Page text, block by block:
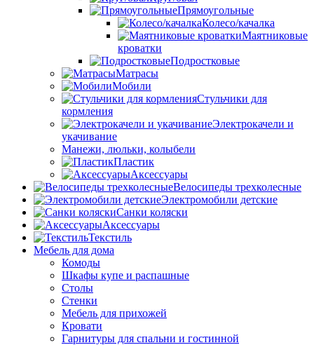
Прямоугольные
Колесо/качалка
Маятниковые
кроватки
Подростковые
Матрасы
Мобили
Стульчики для
кормления
Электрокачели и
укачивание
Манежи, люльки, колыбели
Пластик
Аксессуары
Велосипеды трехколесные
Электромобили детские
Санки коляски
Аксессуары
Текстиль
Мебель для дома
Комоды
Шкафы купе и распашные
Столы
Стенки
Мебель для прихожей
Кровати
Гарнитуры для спальни и гостинной